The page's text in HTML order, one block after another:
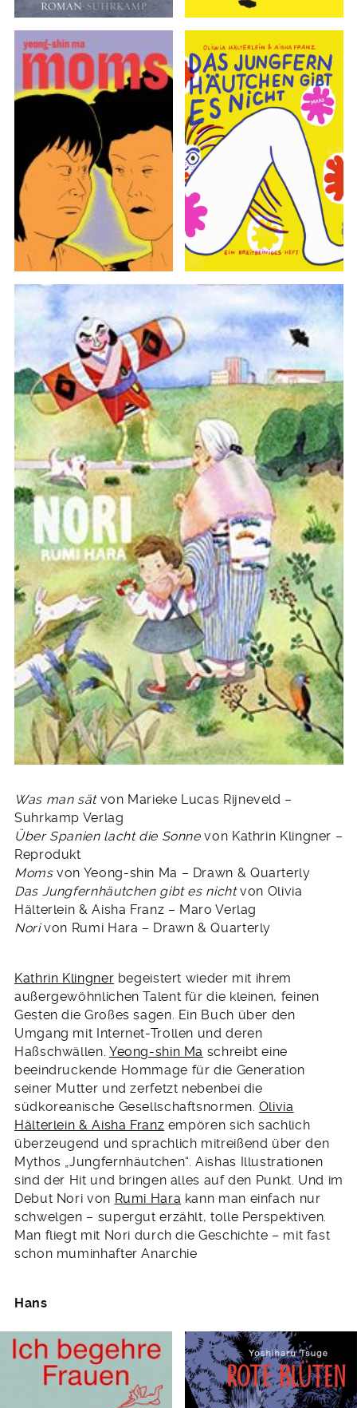
Was man sätvon Marieke Lucas Rijneveld –
Suhrkamp Verlag
Über Spanien lacht die Sonnevon Kathrin Klingner –
Reprodukt
Momsvon Yeong-shin Ma – Drawn & Quarterly
Das Jungfernhäutchen gibt es nichtvon Olivia
Hälterlein & Aisha Franz – Maro Verlag
Norivon Rumi Hara – Drawn & Quarterly
Kathrin Klingner begeistert wieder mit ihrem
außergewöhnlichen Talent für die kleinen, feinen
Gesten die Großes sagen. Ein Buch über den
Umgang mit Internet-Trollen und deren
Haßschwällen. Yeong-shin Ma schreibt eine
beeindruckende Hommage für die Generation
seiner Mutter und zerfetzt nebenbei die
südkoreanische Gesellschaftsnormen. Olivia
Hälterlein & Aisha Franz empören sich sachlich
überzeugend und sprachlich mitreißend über den
Mythos „Jungfernhäutchen“. Aishas Illustrationen
sind der Hit und bringen alles auf den Punkt. Und im
Debut Nori von Rumi Hara kann man einfach nur
schwelgen – supergut erzählt, tolle Perspektiven.
Man fliegt mit Nori durch die Geschichte – mit fast
schon muminhafter Anarchie
Hans